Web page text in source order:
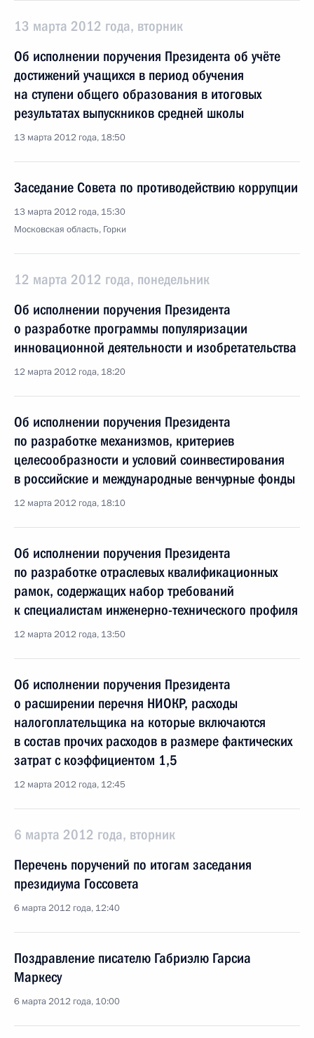
13 марта 2012 года, вторник
Об исполнении поручения Президента об учёте
достижений учащихся в период обучения
на ступени общего образования в итоговых
результатах выпускников средней школы
13 марта 2012 года, 18:50
Заседание Совета по противодействию коррупции
13 марта 2012 года, 15:30
Московская область, Горки
12 марта 2012 года, понедельник
Об исполнении поручения Президента
о разработке программы популяризации
инновационной деятельности и изобретательства
12 марта 2012 года, 18:20
Об исполнении поручения Президента
по разработке механизмов, критериев
целесообразности и условий соинвестирования
в российские и международные венчурные фонды
12 марта 2012 года, 18:10
Об исполнении поручения Президента
по разработке отраслевых квалификационных
рамок, содержащих набор требований
к специалистам инженерно-технического профиля
12 марта 2012 года, 13:50
Об исполнении поручения Президента
о расширении перечня НИОКР, расходы
налогоплательщика на которые включаются
в состав прочих расходов в размере фактических
затрат с коэффициентом 1,5
12 марта 2012 года, 12:45
6 марта 2012 года, вторник
Перечень поручений по итогам заседания
президиума Госсовета
6 марта 2012 года, 12:40
Поздравление писателю Габриэлю Гарсиа
Маркесу
6 марта 2012 года, 10:00